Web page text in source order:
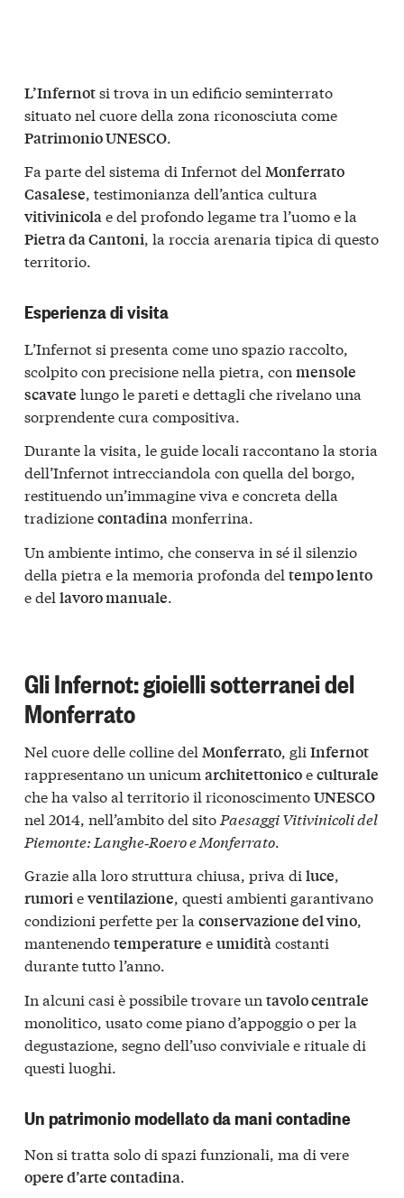
L’Infernotsi trova in un edificio seminterrato
situato nel cuore della zona riconosciuta come
Patrimonio UNESCO.
Fa parte del sistema di Infernot del Monferrato
Casalese, testimonianza dell’antica cultura
vitivinicolae del profondo legame tra l’uomo e la
Pietra da Cantoni, la roccia arenaria tipica di questo
territorio.
Esperienza di visita
L’Infernot si presenta come uno spazio raccolto,
scolpito con precisione nella pietra, con mensole
scavate lungo le pareti e dettagli che rivelano una
sorprendente cura compositiva.
Durante la visita, le guide locali raccontano la storia
dell’Infernot intrecciandola con quella del borgo,
restituendo un’immagine viva e concreta della
tradizionecontadinamonferrina.
Un ambiente intimo, che conserva in sé il silenzio
della pietra e la memoria profonda del tempo lento
e del lavoro manuale.
Gli Infernot: gioielli sotterranei del
Monferrato
Nel cuore delle colline del Monferrato , gli Infernot
rappresentano un unicum architettonicoeculturale
che ha valso al territorio il riconoscimentoUNESCO
nel 2014, nell’ambito del sito Paesaggi Vitivinicoli del
Piemonte: Langhe‑Roero e Monferrato
Grazie alla loro struttura chiusa, priva di luce,
rumorieventilazione, questi ambienti garantivano
condizioni perfette per la conservazione del vino,
mantenendotemperature eumiditàcostanti
durante tutto l’anno.
In alcuni casi è possibile trovare un tavolo centrale
monolitico, usato come piano d’appoggio o per la
degustazione, segno dell’uso conviviale e rituale di
questi luoghi.
Un patrimonio modellato da mani contadine
Non si tratta solo di spazi funzionali, ma di vere
opere d’arte contadina.